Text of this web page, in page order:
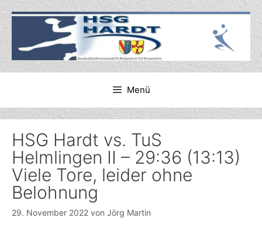
Inhalt
Menü
HSG Hardt vs. TuS
Helmlingen II – 29:36 (13:13)
Viele Tore, leider ohne
Belohnung
29. November 2022 von Jörg Martin